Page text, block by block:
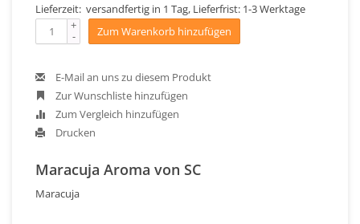
Lieferzeit: versandfertig in 1 Tag, Lieferfrist: 1-3 Werktage
+
- Zum Warenkorb hinzufügen
E-Mail an uns zu diesem Produkt
Zur Wunschliste hinzufügen
Zum Vergleich hinzufügen
Drucken
Maracuja Aroma von SC
Maracuja